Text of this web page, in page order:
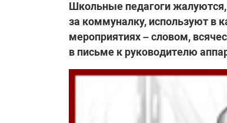
Школьные педагоги
за коммуналку, используют в
мероприятиях – словом,
в письме к руководителю